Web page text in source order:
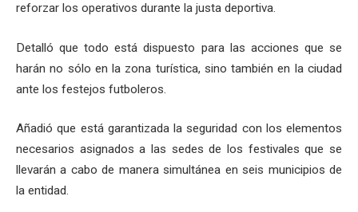
reforzar los operativos durante la justa deportiva.
Detalló que todo está dispuesto para las acciones que se
harán no sólo en la zona turística, sino también en la ciudad
ante los festejos futboleros.
Añadió que está garantizada la seguridad con los elementos
necesarios asignados a las sedes de los festivales que se
llevarán a cabo de manera simultánea en seis municipios de
la entidad.